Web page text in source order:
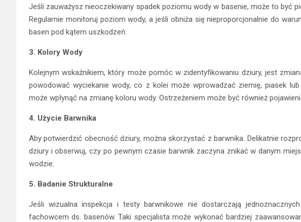
Jeśli zauważysz nieoczekiwany spadek poziomu wody w basenie, może to być
Regularnie monitoruj poziom wody, a jeśli obniża się nieproporcjonalnie do
basen pod kątem uszkodzeń.
3. Kolory Wody
Kolejnym wskaźnikiem, który może pomóc w zidentyfikowaniu dziury, jest
powodować wyciekanie wody, co z kolei może wprowadzać ziemię, piasek
może wpłynąć na zmianę koloru wody. Ostrzeżeniem może być również
4. Użycie Barwnika
Aby potwierdzić obecność dziury, można skorzystać z barwnika. Delikatnie
dziury i obserwuj, czy po pewnym czasie barwnik zaczyna znikać w danym
wodzie.
5. Badanie Strukturalne
Jeśli wizualna inspekcja i testy barwnikowe nie dostarczają
fachowcem ds. basenów. Taki specjalista może wykonać bardziej